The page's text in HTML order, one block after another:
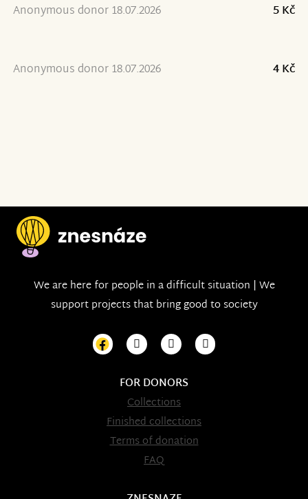
Anonymous donor 18.07.2026 5 Kč
Anonymous donor 18.07.2026 4 Kč
We are here for people in a difficult situation | We
support projects that bring good to society
FOR DONORS
Collections
Finished collections
Terms of donation
FAQ